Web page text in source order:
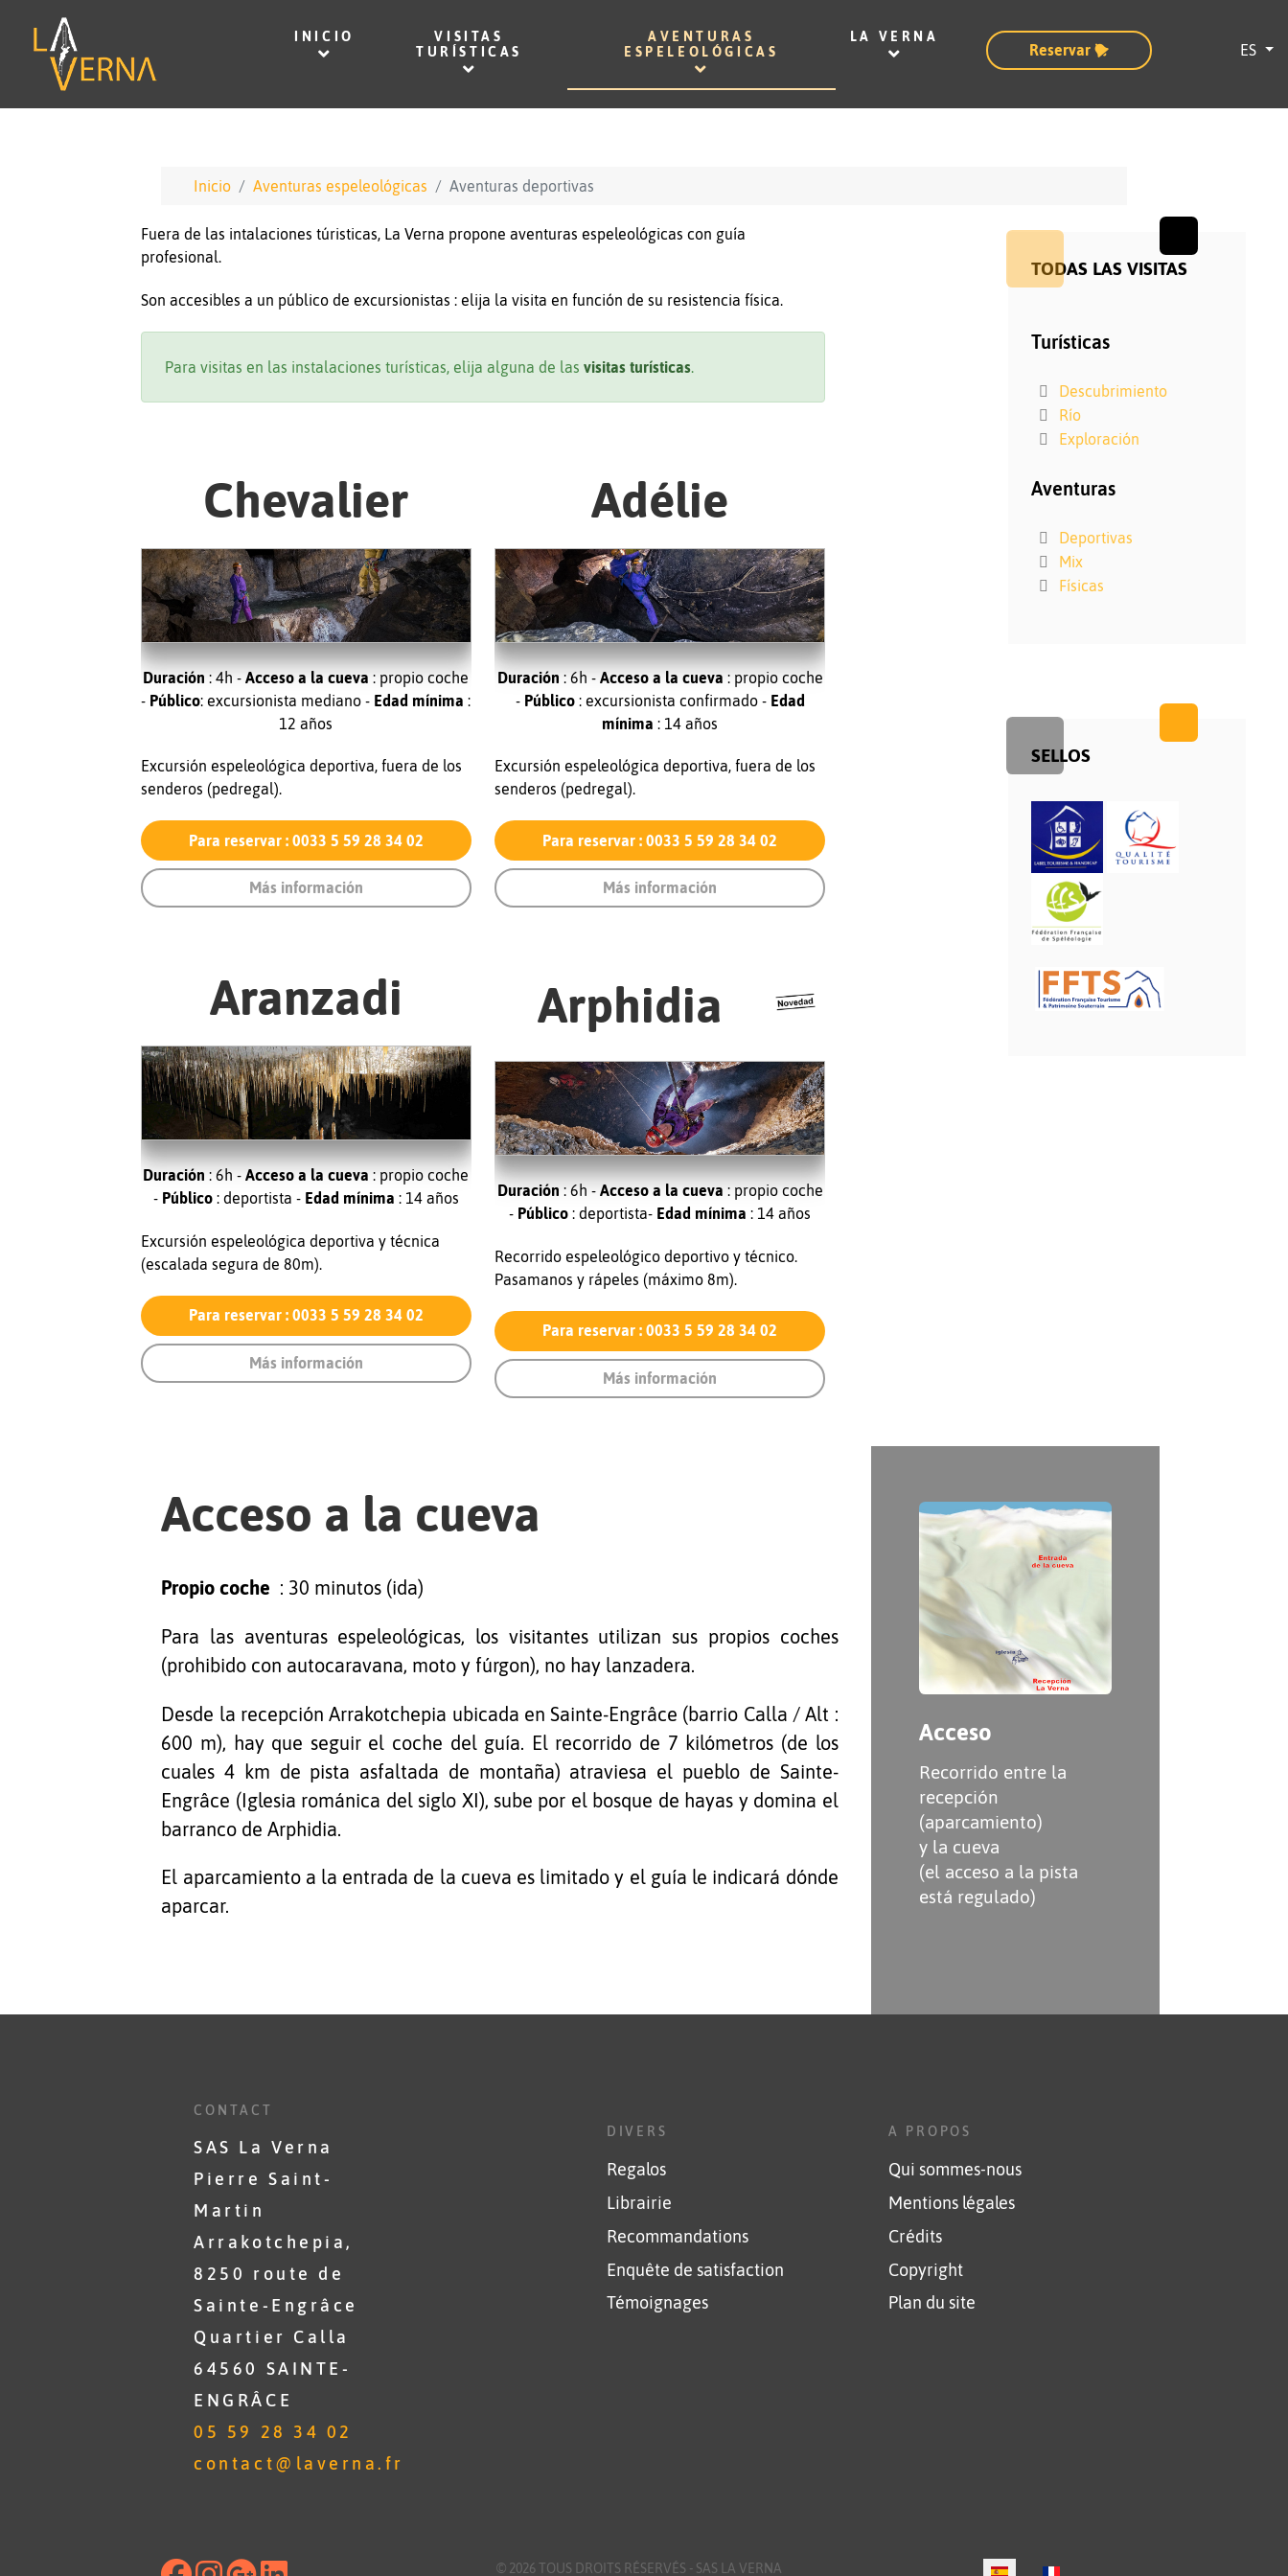
INICIO
VISITAS
TURÍSTICAS
AVENTURAS
ESPELEOLÓGICAS
LA VERNA
Reservar ES
Inicio Aventuras espeleológicas Aventuras deportivas
Fuera de las intalaciones túristicas, La Verna propone aventuras espeleológicas con guía
profesional.
Son accesibles a un público de excursionistas : elija la visita en función de su resistencia física.
Para visitas en las instalaciones turísticas, elija alguna de las visitas turísticas.
Chevalier
Duración : 4h -Acceso a la cueva : propio coche
- Público: excursionista mediano - Edad mínima :
12 años
Excursión espeleológica deportiva, fuera de los
senderos (pedregal).
Para reservar : 0033 5 59 28 34 02
Más información
Adélie
Duración : 6h - Acceso a la cueva : propio coche
- Público: excursionista confirmado - Edad
mínima : 14 años
Excursión espeleológica deportiva, fuera de los
senderos (pedregal).
Para reservar : 0033 5 59 28 34 02
Más información
Aranzadi
Duración : 6h -Acceso a la cueva : propio coche
- Público: deportista - Edad mínima : 14 años
Excursión espeleológica deportiva y técnica
(escalada segura de 80m).
Para reservar : 0033 5 59 28 34 02
Más información
Arphidia
Duración : 6h - Acceso a la cueva : propio coche
- Público : deportista- Edad mínima : 14 años
Recorrido espeleológico deportivo y técnico.
Pasamanos y rápeles (máximo 8m).
Para reservar : 0033 5 59 28 34 02
Más información
TODAS LAS VISITAS
Turísticas
Descubrimiento
Río
Exploración
Aventuras
Deportivas
Mix
Físicas
SELLOS
Acceso a la cueva
Propio coche : 30 minutos (ida)
Para las aventuras espeleológicas, los visitantes utilizan sus propios coches
(prohibido con autocaravana, moto y fúrgon), no hay lanzadera.
Desde la recepción Arrakotchepia ubicada en Sainte-Engrâce (barrio Calla / Alt :
600 m), hay que seguir el coche del guía. El recorrido de 7 kilómetros (de los
cuales 4 km de pista asfaltada de montaña) atraviesa el pueblo de Sainte-
Engrâce (Iglesia románica del siglo XI), sube por el bosque de hayas y domina el
barranco de Arphidia.
El aparcamiento a la entrada de la cueva es limitado y el guía le indicará dónde
aparcar.
Acceso
Recorrido entre la
recepción
(aparcamiento)
y la cueva
(el acceso a la pista
está regulado)
CONTACT
SAS La Verna
Pierre Saint-
Martin
Arrakotchepia,
8250 route de
Sainte-Engrâce
Quartier Calla
64560 SAINTE-
ENGRÂCE
05 59 28 34 02
contact@laverna.fr
DIVERS
Regalos
Librairie
Recommandations
Enquête de satisfaction
Témoignages
A PROPOS
Qui sommes-nous
Mentions légales
Crédits
Copyright
Plan du site
© 2026 TOUS DROITS RÉSERVÉS - SAS LA VERNA SELECCIONE SU IDIOMA